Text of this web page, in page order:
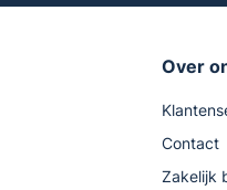
Over
Contact
Zakelijk